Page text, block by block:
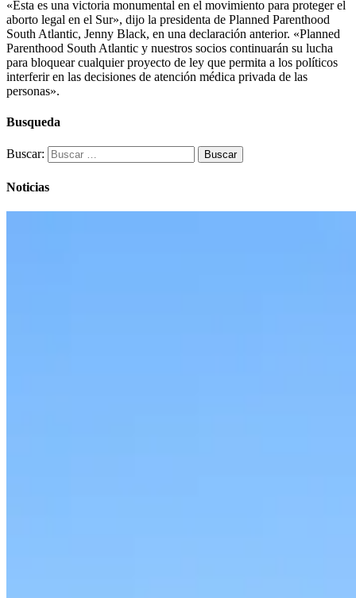
«Esta es una victoria monumental en el movimiento para proteger el
aborto legal en el Sur», dijo la presidenta de Planned Parenthood
South Atlantic, Jenny Black, en una declaración anterior. «Planned
Parenthood South Atlantic y nuestros socios continuarán su lucha
para bloquear cualquier proyecto de ley que permita a los políticos
interferir en las decisiones de atención médica privada de las
personas».
Busqueda
Buscar:
Noticias